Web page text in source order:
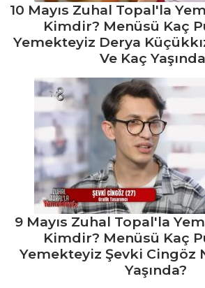
10 Mayıs Zuhal Topal'la
Kimdir? Menüsü Kaç
Yemekteyiz Derya
Ve Kaç
9 Mayıs Zuhal Topal'la
Kimdir? Menüsü Kaç
Yemekteyiz Şevki Cingöz
Yaşında?